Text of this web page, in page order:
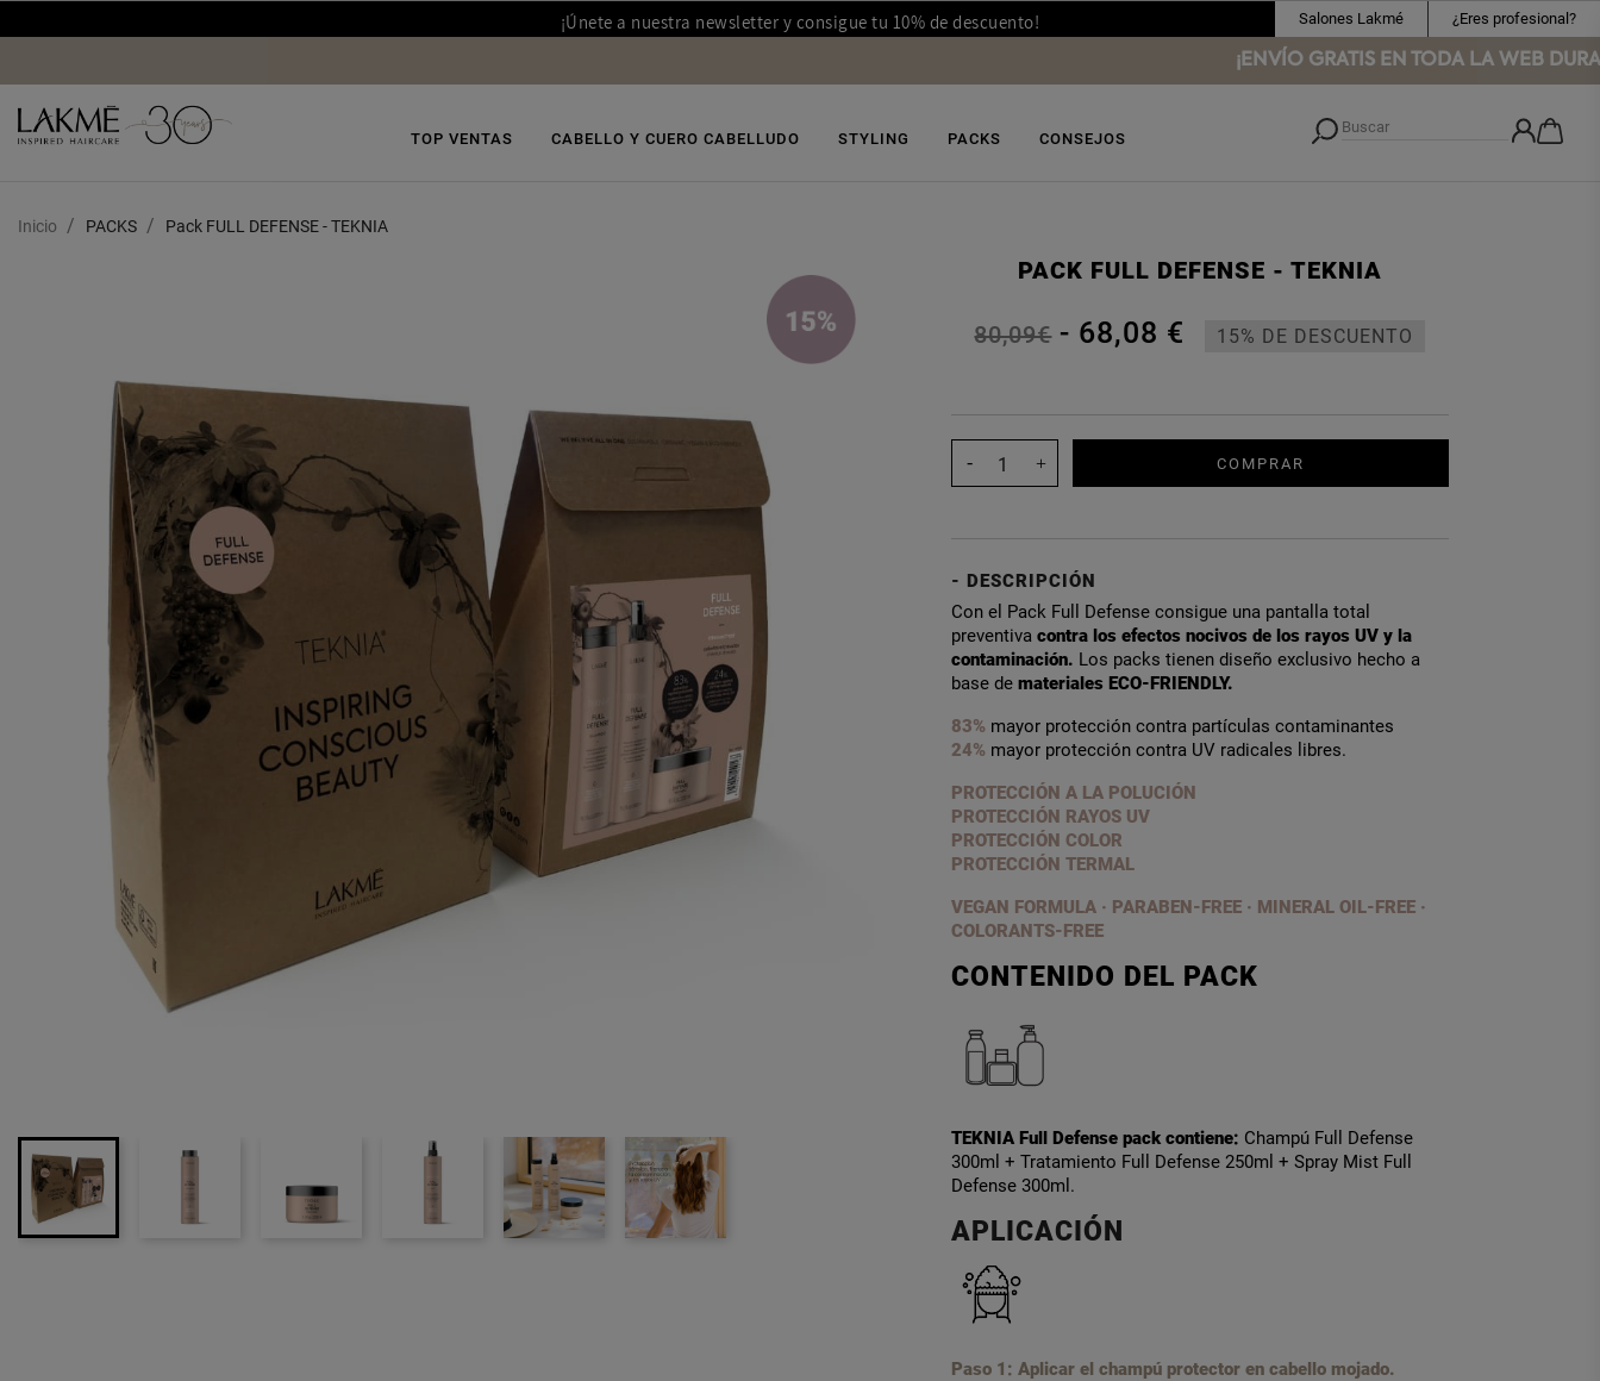
¡Únete a nuestra newsletter y consigue tu 10% de descuento!
¡ENVÍO GRATIS EN TODA LA WEB
Salones Lakmé ¿Eres profesional?
TOP VENTAS CABELLO Y CUERO CABELLUDO STYLING PACKS CONSEJOS
Inicio PACKS Pack FULL DEFENSE - TEKNIA
PACK FULL DEFENSE - TEKNIA
80,09€- 68,08 € 15% DE DESCUENTO
COMPRAR
DESCRIPCIÓN
Con el Pack Full Defense consigue una pantalla total
preventiva contra los efectos nocivos de los rayos UV y la
contaminación. Los packs tienen diseño exclusivo hecho a
base de materiales ECO-FRIENDLY.
83% mayor protección contra partículas contaminantes
24% mayor protección contra UV radicales libres.
PROTECCIÓN A LA POLUCIÓN
PROTECCIÓN RAYOS UV
PROTECCIÓN COLOR
PROTECCIÓN TERMAL
VEGAN FORMULA · PARABEN-FREE· MINERAL OIL-FREE ·
COLORANTS-FREE
CONTENIDO DEL PACK
TEKNIA Full Defense pack contiene: Champú Full Defense
300ml + Tratamiento Full Defense 250ml + Spray Mist Full
Defense 300ml.
APLICACIÓN
Paso 1: Aplicar el champú protector en cabello mojado.